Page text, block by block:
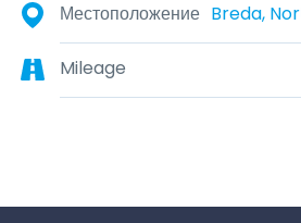
Местоположение
Mileage